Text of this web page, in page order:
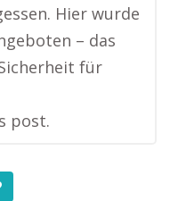
Hier wurde
– das
für
post.